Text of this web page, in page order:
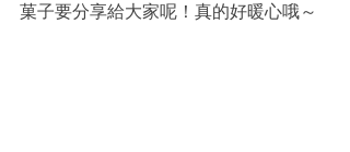
菓子要分享給大家呢！真的好暖心哦～